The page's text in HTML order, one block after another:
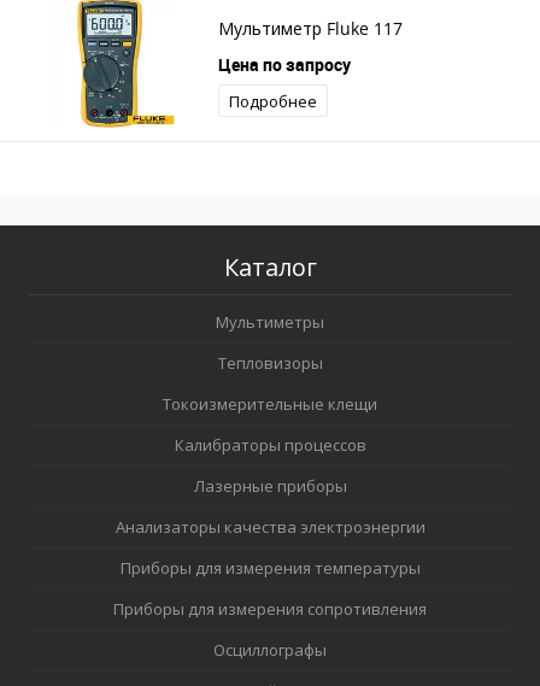
Мультиметр Fluke 117
Цена по запросу
Подробнее
Каталог
Мультиметры
Тепловизоры
Токоизмерительные клещи
Калибраторы процессов
Лазерные приборы
Анализаторы качества электроэнергии
Приборы для измерения температуры
Приборы для измерения сопротивления
Осциллографы